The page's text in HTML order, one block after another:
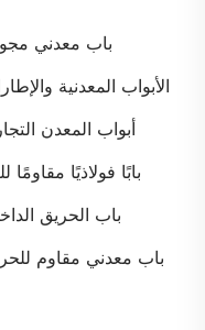
باب معدني
الأبواب المعدنية
أبواب المعدن
بابًا فولاذيًا مقاومًا
باب الحريق
باب معدني مقاوم